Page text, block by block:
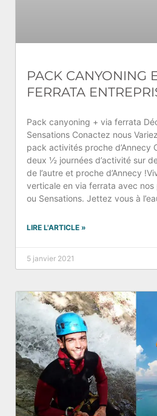
PACK CANYONING
FERRATA
Pack canyoning + via ferrata
Sensations Conactez nous
pack activités proche d’Annecy
deux ½ journées d’activité sur
de l’autre et proche d’Annecy
verticale en via ferrata avec
ou Sensations. Jettez vous à
LIRE L'ARTICLE »
5 janvier 2021